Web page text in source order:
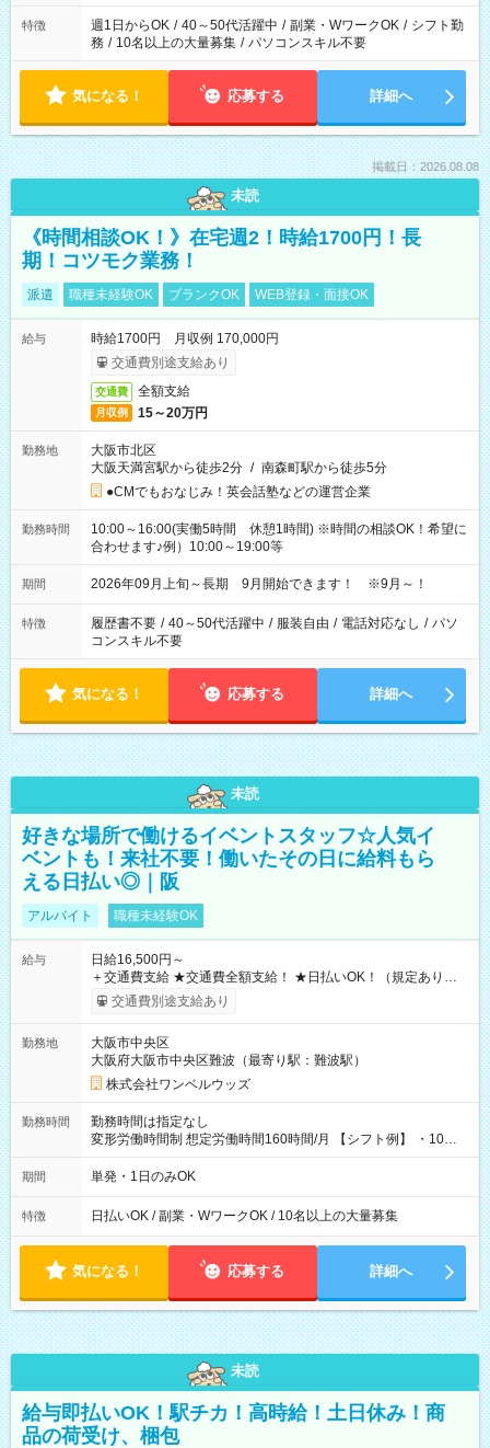
特徴 週1日からOK / 40～50代活躍中 / 副業・WワークOK / シフト勤
務 / 10名以上の大量募集 / パソコンスキル不要
気になる！ 応募する 詳細へ
掲載日：2026.08.08
未読
《時間相談OK！》在宅週2！時給1700円！長
期！コツモク業務！
派遣 職種未経験OK ブランクOK WEB登録・面接OK
給与
時給1700円 月収例 170,000円
交通費別途支給あり
交通費 全額支給
月収例 15～20万円
勤務地
大阪市北区
大阪天満宮駅から徒歩2分 / 南森町駅から徒歩5分
●CMでもおなじみ！英会話塾などの運営企業
勤務時間
10:00～16:00(実働5時間 休憩1時間) ※時間の相談OK！希望に
合わせます♪例）10:00～19:00等
期間 2026年09月上旬～長期 9月開始できます！ ※9月～！
特徴 履歴書不要 / 40～50代活躍中 / 服装自由 / 電話対応なし / パソ
コンスキル不要
気になる！ 応募する 詳細へ
未読
好きな場所で働けるイベントスタッフ☆人気イ
ベントも！来社不要！働いたその日に給料もら
える日払い◎｜阪
アルバイト 職種未経験OK
給与
日給16,500円～
＋交通費支給 ★交通費全額支給！ ★日払いOK！（規定あり） ┗
働いたその日に現金GET♪ お仕事後はコンビニATMから 日払
交通費別途支給あり
勤務地
大阪市中央区
大阪府大阪市中央区難波（最寄り駅：難波駅）
株式会社ワンベルウッズ
勤務時間
勤務時間は指定なし
変形労働時間制 想定労働時間160時間/月 【シフト例】 ・10：
00～20：00
期間 単発・1日のみOK
特徴 日払いOK / 副業・WワークOK / 10名以上の大量募集
気になる！ 応募する 詳細へ
未読
給与即払いOK！駅チカ！高時給！土日休み！商
品の荷受け、梱包